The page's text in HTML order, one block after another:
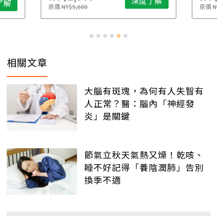
解 原價NT$5,600 原價
相關文章
大腦有斑塊，為何有人失智有
人正常？醫：腦內「神經發
炎」是關鍵
節氣立秋天氣熱又燥！乾咳、
睡不好記得「養陰潤肺」告別
換季不適